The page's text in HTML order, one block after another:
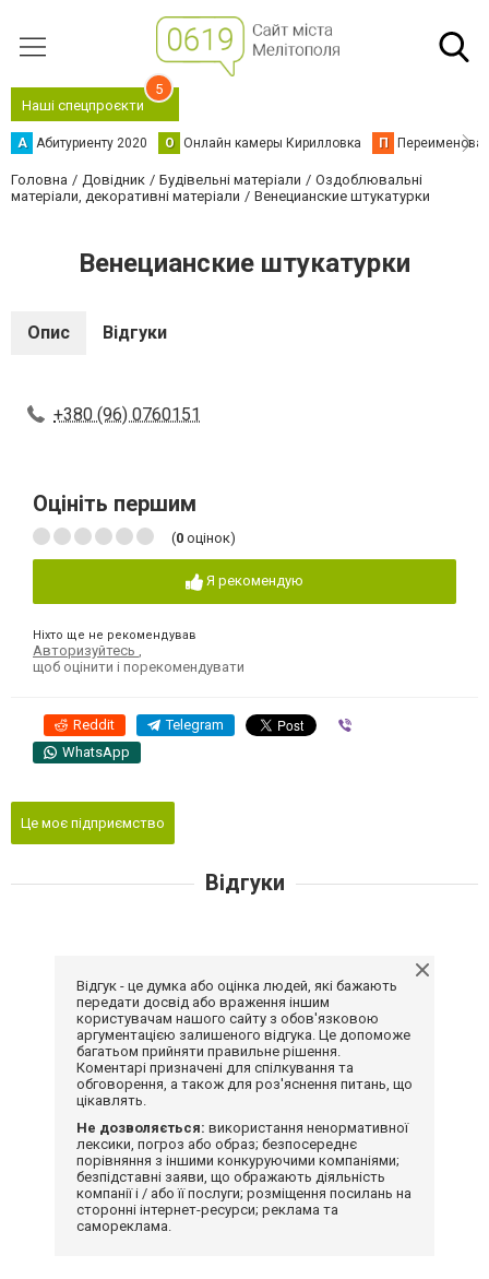
Наші спецпроєкти
5
А Абитуриенту 2020 О Онлайн камеры Кирилловка П
Головна Довідник Будівельні матеріали
Оздоблювальні
матеріали, декоративні матеріали
Венецианские штукатурки
Венецианские штукатурки
Опис Відгуки
+380 (96) 0760151
Оцініть першим
(0 оцінок)
Я рекомендую
Ніхто ще не рекомендував
Авторизуйтесь
щоб оцінити і порекомендувати
Reddit Telegram
WhatsApp
Це моє підприємство
Відгуки
Відгук - це думка або оцінка людей, які бажають
передати досвід або враження іншим
користувачам нашого сайту з обов'язковою
аргументацією залишеного відгука. Це допоможе
багатьом прийняти правильне рішення.
Коментарі призначені для спілкування та
обговорення, а також для роз'яснення питань, що
цікавлять.
Не дозволяється: використання ненормативної
лексики, погроз або образ; безпосереднє
порівняння з іншими конкуруючими компаніями;
безпідставні заяви, що ображають діяльність
компанії і / або її послуги; розміщення посилань на
сторонні інтернет-ресурси; реклама та
самореклама.